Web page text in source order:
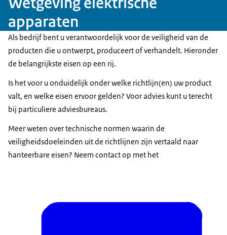
apparaten
Als bedrijf bent u verantwoordelijk voor de veiligheid van de
producten die u ontwerpt, produceert of verhandelt. Hieronder
de belangrijkste eisen op een rij.
Is het voor u onduidelijk onder welke richtlijn(en) uw product
valt, en welke eisen ervoor gelden? Voor advies kunt u terecht
bij particuliere adviesbureaus.
Meer weten over technische normen waarin de
veiligheidsdoeleinden uit de richtlijnen zijn vertaald naar
hanteerbare eisen? Neem contact op met het